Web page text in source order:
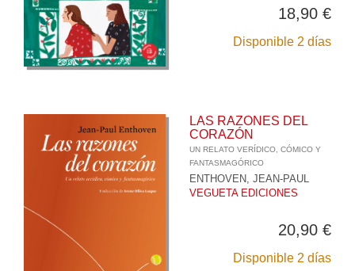
18,90 €
Disponible 2 días
LAS RAZONES DEL
CORAZÓN
UN RELATO VERÍDICO, CÓMICO Y
FANTASMAGÓRICO
ENTHOVEN, JEAN-PAUL
VEGUETA EDICIONES
20,90 €
Disponible 2 días